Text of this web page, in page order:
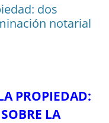
dos
notarial
PROPIEDAD:
LA